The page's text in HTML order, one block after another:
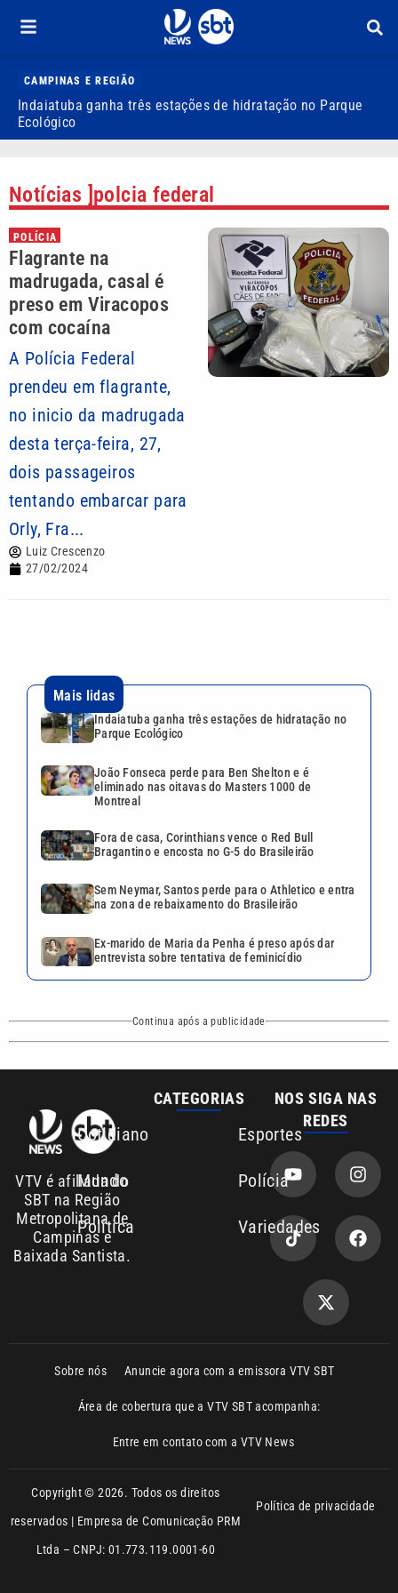
CAMPINAS E REGIÃO
Indaiatuba ganha três estações de hidratação no Parque
Ecológico
Notícias ]polcia federal
POLÍCIA
Flagrante na
madrugada, casal é
preso em Viracopos
com cocaína
A Polícia Federal
prendeu em flagrante,
no inicio da madrugada
desta terça-feira, 27,
dois passageiros
tentando embarcar para
Orly, Fra...
Luiz Crescenzo
27/02/2024
Mais lidas
Indaiatuba ganha três estações de hidratação no
Parque Ecológico
João Fonseca perde para Ben Shelton e é
eliminado nas oitavas do Masters 1000 de
Montreal
Fora de casa, Corinthians vence o Red Bull
Bragantino e encosta no G-5 do Brasileirão
Sem Neymar, Santos perde para o Athletico e entra
na zona de rebaixamento do Brasileirão
Ex-marido de Maria da Penha é preso após dar
entrevista sobre tentativa de feminicídio
Continua após a publicidade
VTV é afiliada do
SBT na Região
Metropolitana de
Campinas e
Baixada Santista.
CATEGORIAS
Cotidiano Esportes
Mundo Polícia
Política Variedades
NOS SIGA NAS
REDES
Sobre nós Anuncie agora com a emissora VTV SBT
Área de cobertura que a VTV SBT acompanha:
Entre em contato com a VTV News
Copyright © 2026. Todos os direitos
reservados | Empresa de Comunicação PRM
Ltda – CNPJ: 01.773.119.0001-60
Política de privacidade